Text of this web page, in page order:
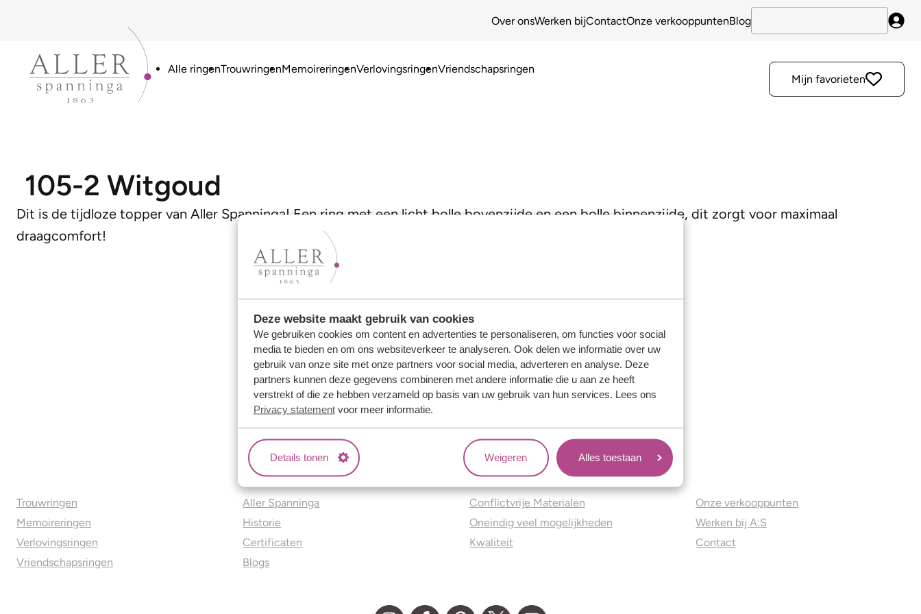
Deze website maakt gebruik van cookies
We gebruiken cookies om content en advertenties te personaliseren, om functies voor social
media te bieden en om ons websiteverkeer te analyseren. Ook delen we informatie over uw
gebruik van onze site met onze partners voor social media, adverteren en analyse. Deze
partners kunnen deze gegevens combineren met andere informatie die u aan ze heeft
verstrekt of die ze hebben verzameld op basis van uw gebruik van hun services. Lees ons
Privacy statementvoor meer informatie.
Details tonen Weigeren Alles toestaan
Over onsWerken bijContactOnze verkooppuntenBlog
Alle ringenTrouwringenMemoireringenVerlovingsringenVriendschapsringen
Mijn favorieten
105-2 Witgoud
Dit is de tijdloze topper van Aller Spanninga! Een ring met een licht bolle bovenzijde en een bolle binnenzijde, dit zorgt voor maximaal
draagcomfort!
Trouwringen
Memoireringen
Verlovingsringen
Vriendschapsringen
Over ons
Aller Spanninga
Historie
Certificaten
Blogs
Jouw voordelen
Conflictvrije Materialen
Oneindig veel mogelijkheden
Kwaliteit
Onze verkooppunten
Werken bij A:S
Contact